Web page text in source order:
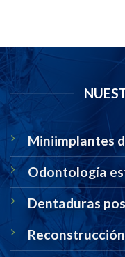
Miniimplantes
Odontología
Dentaduras